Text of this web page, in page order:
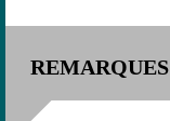
REMARQUES